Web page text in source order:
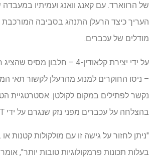
של הרווארד. עם קאנג וואנג ועמיתיו במעבדה
העריך כיצד הרעלן התנהג בסביבה
מודלים של עכברים.
נקשר לפתילים במקום לקולטן. אסטרטגיית
בהצלחה על עכברים מפני נזק שנגרם על ידי BFT.
"ניתן לחזור על גישה זו עם מולקולות קטנות או
בעלות תכונות פרמקולוגיות טובות יותר", אומר